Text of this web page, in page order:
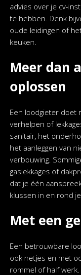
advies over je cv-
te hebben. Denk
oude leidingen of
keuken.
Meer dan
oplossen
Een loodgieter doet
verhelpen of
sanitair, het
het aanleggen van
verbouwing.
gaslekkages of
dat je één
klussen in en rond
Met een
Een betrouwbare
ook netjes en met
rommel of half